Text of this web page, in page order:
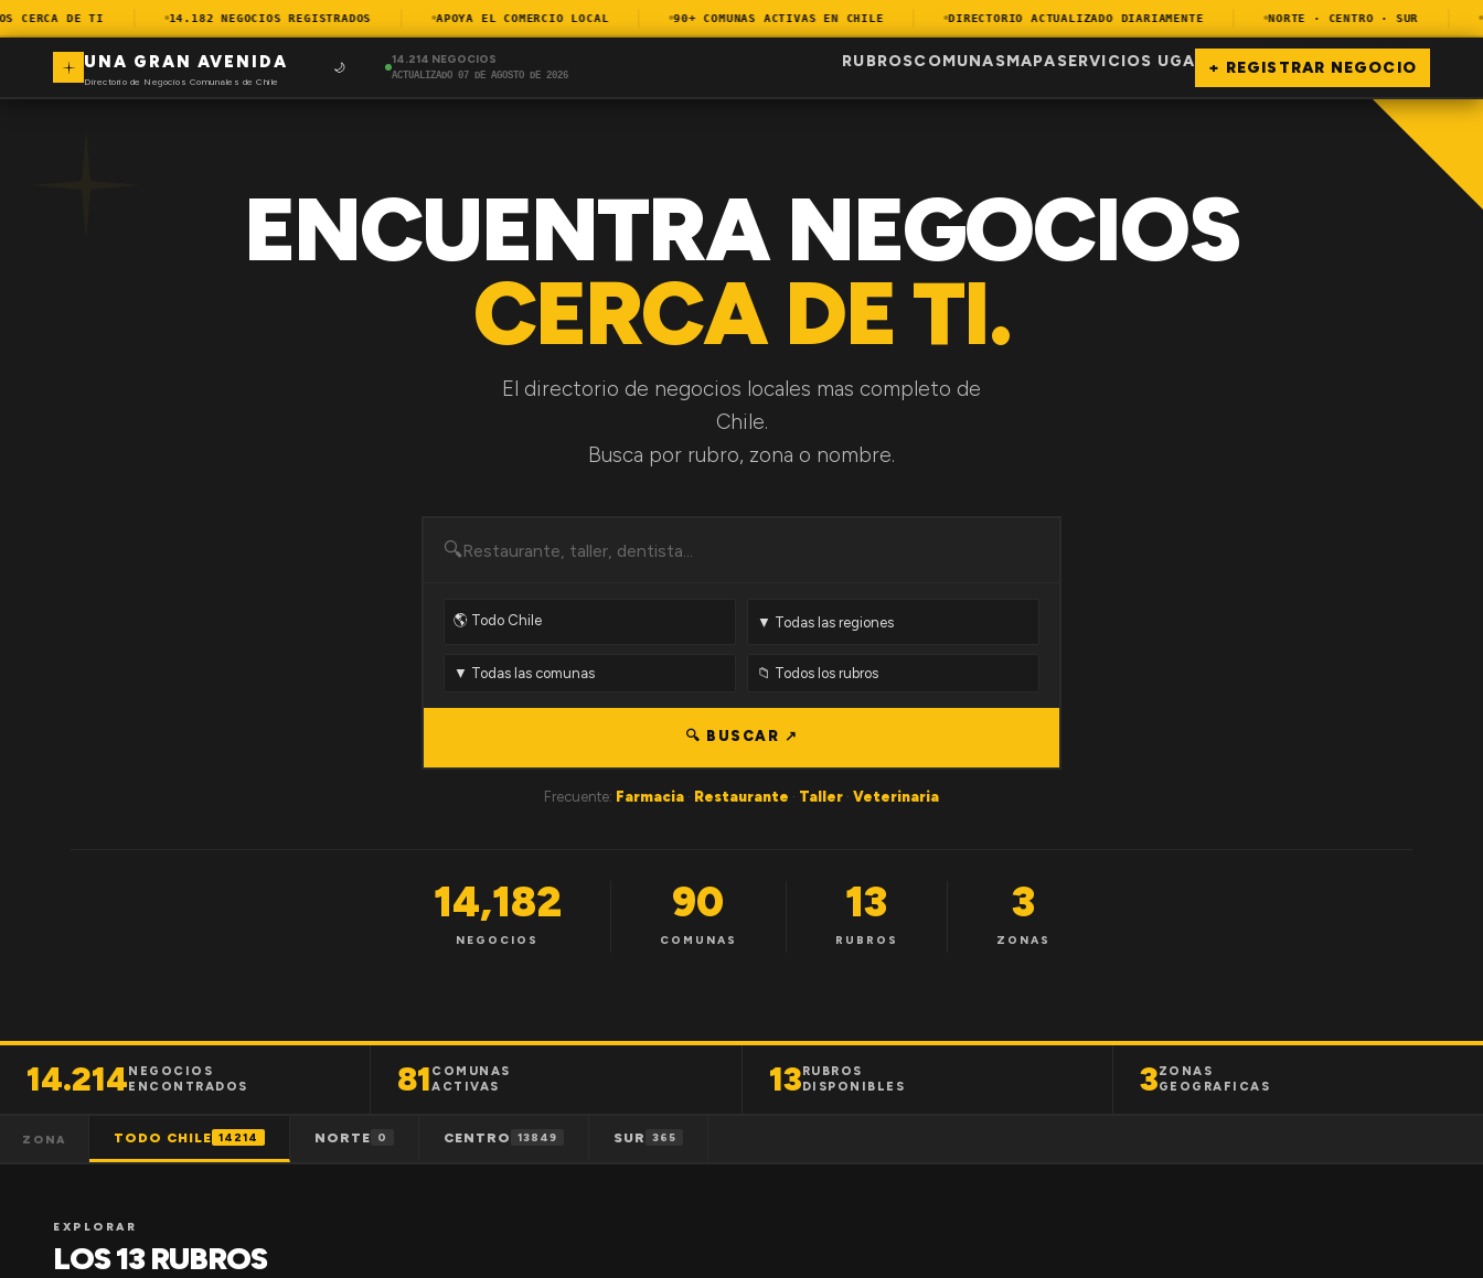
CERCA DE TI 14.182 NEGOCIOS REGISTRADOS APOYA EL COMERCIO LOCAL 90+ COMUNAS ACTIVAS EN CHILE DIRECTORIO ACTUALIZADO DIARIAMENTE NORTE · CENTRO · SUR
UNA GRAN AVENIDA
Directorio de Negocios Comunales de Chile
🌙
14.214 NEGOCIOS
ACTUALIZADO 07 DE AGOSTO DE 2026
RUBROSCOMUNASMAPASERVICIOS UGA + REGISTRAR NEGOCIO
ENCUENTRA NEGOCIOS
CERCA DE TI.
El directorio de negocios locales mas completo de
Chile.
Busca por rubro, zona o nombre.
🔍
🔍 BUSCAR ↗
Frecuente: Farmacia · Restaurante · Taller · Veterinaria
14,182
NEGOCIOS
90
COMUNAS
13
RUBROS
3
ZONAS
14.214NEGOCIOS
ENCONTRADOS
81COMUNAS
ACTIVAS
13RUBROS
DISPONIBLES
3ZONAS
GEOGRAFICAS
ZONA TODO CHILE 14214 NORTE 0 CENTRO 13849 SUR 365
EXPLORAR
LOS 13 RUBROS